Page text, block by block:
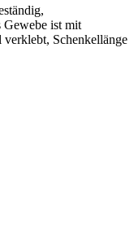
Gewebe ist mit
Schenkellänge